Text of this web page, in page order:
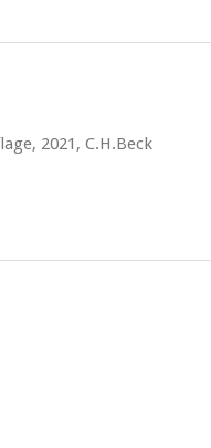
2021, C.H.Beck